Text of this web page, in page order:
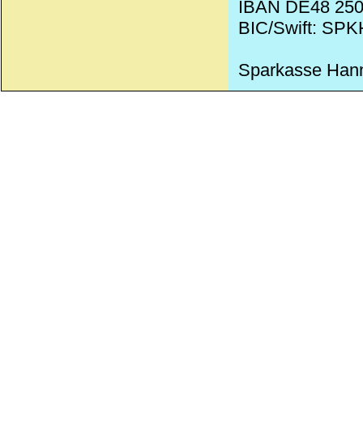
IBAN DE48
BIC/Swift:
Sparkasse